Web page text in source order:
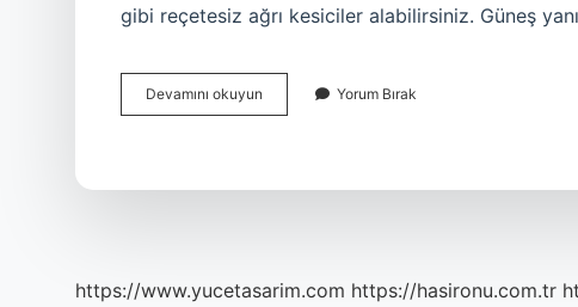
gibi reçetesiz ağrı kesiciler alabilirsiniz. Güneş
Devamını okuyun Bepanthol
Onarıcı
Yorum Bırak
https://www.yucetasarim.com https://hasironu.com.tr